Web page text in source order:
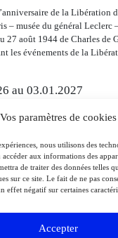
Vos paramètres de cookies
nous utilisons des
aux informations des
de traiter des données telles
sur ce site. Le fait de ne pas
effet négatif sur certaines
Accepter
de la Libération
– musée du général Leclerc
27 août 1944 de Charles de
les événements de la
au 03.01.2027
Institute of Arts
peintures architecturales
de l’art moderne,
environnements bâtis
Tout au long de sa